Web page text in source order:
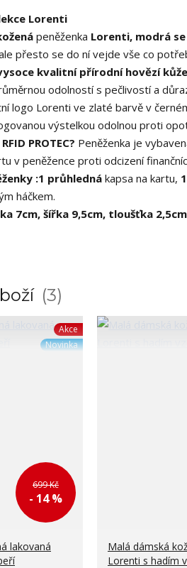
Lorenti
peněženka Lorenti, modrá
přesto se do ní vejde vše co
kvalitní přírodní hovězí kůže
odolností s pečlivostí a
logo Lorenti ve zlaté barvě v
výstelkou odolnou proti
PROTEC? Peněženka je
v peněžence proti odcizení
:1 průhlednákapsa na kartu, 1
háčkem.
7cm, šířka 9,5cm, tloušťka 2,5cm
3
Akce
Novinka
699 Kč
- 14 %
lakovaná
Malá dámská
Lorenti s hadím